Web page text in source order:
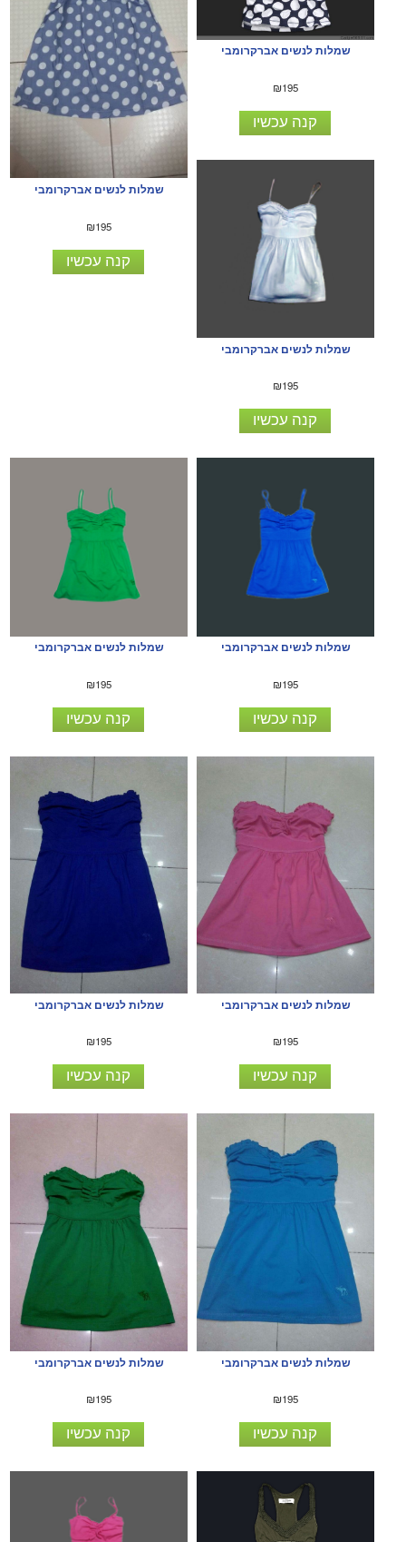
שמלות לנשים אברקרומבי
₪195
קנה עכשיו
שמלות לנשים אברקרומבי
₪195
קנה עכשיו
שמלות לנשים אברקרומבי
₪195
קנה עכשיו
שמלות לנשים אברקרומבי
₪195
קנה עכשיו
שמלות לנשים אברקרומבי
₪195
קנה עכשיו
שמלות לנשים אברקרומבי
₪195
קנה עכשיו
שמלות לנשים אברקרומבי
₪195
קנה עכשיו
שמלות לנשים אברקרומבי
₪195
קנה עכשיו
שמלות לנשים אברקרומבי
₪195
קנה עכשיו